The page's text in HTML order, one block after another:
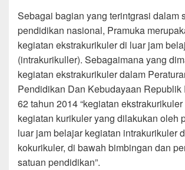
Sebagai bagian yang terintgrasi dalam
pendidikan nasional, Pramuka
kegiatan ekstrakurikuler di luar jam
(intrakurikuller). Sebagaimana yang
kegiatan ekstrakurikuler dalam
Pendidikan Dan Kebudayaan Republik
62 tahun 2014 “kegiatan
kegiatan kurikuler yang dilakukan oleh
luar jam belajar kegiatan intrakurikuler
kokurikuler, di bawah bimbingan dan
satuan pendidikan”.